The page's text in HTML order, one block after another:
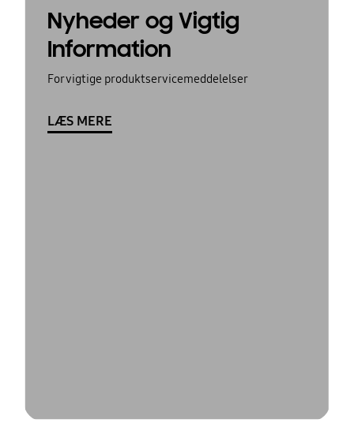
Nyheder og Vigtig
Information
For vigtige produktservicemeddelelser
LÆS MERE